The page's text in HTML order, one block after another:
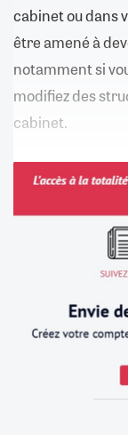
cabinet ou dans
être amené à
notamment si
modifiez des
cabinet.